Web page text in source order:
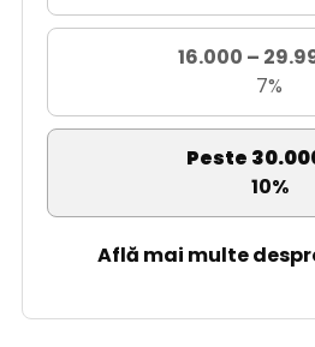
16.000 –
7%
Peste
10%
Află mai multe